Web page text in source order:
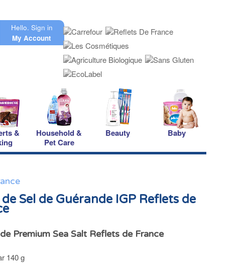
Hello. Sign in
My Account
&
Household &
Pet Care
Beauty Baby
Sel de Guérande IGP Reflets de
Premium Sea Salt Reflets de France
140 g